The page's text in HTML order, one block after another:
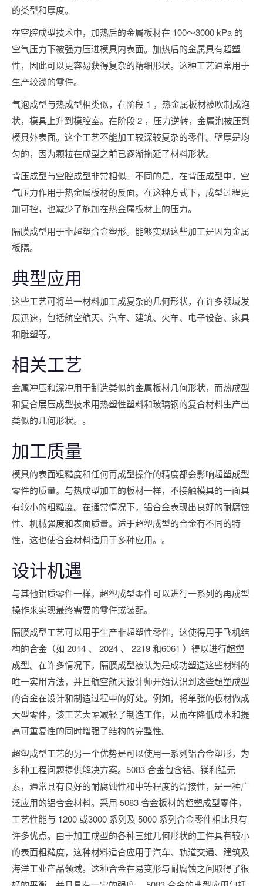
的类型和厚度。
在空腔成型技术中，加热后的金属板材在 100～3000 kPa 的
空气压力下被强力压进模具内表面。加热后的金属具有超塑
性，因此可以更容易获得复杂的精细形状。这种工艺通常用于
生产较浅的零件。
气泡成型与热成型相类似，在阶段 1 ，热金属板材被吹制成泡
状，模具上升到模腔室。在阶段 2 ，压力逆转，金属泡被压到
模具外表面。这个工艺不能加工较深较复杂的零件。壁厚是均
匀的，因为颗粒在成型之前已逐渐拖延了材料形状。
背压成型与空腔成型非常相似。不同的是，在背压成型中，空
气压力作用于热金属板材的反面。在这种方式下，成型过程更
加可控，也减少了施加在热金属板材上的压力。
隔膜成型用于非超塑合金塑形。能够实现这些加工是因为金属
板隔。
典型应用
这些工艺可将单一材料加工成复杂的几何形状，在许多领域发
展迅速，包括航空航天、汽车、建筑、火车、电子设备、家具
和雕塑等。
相关工艺
金属冲压和深冲用于制造类似的金属板材几何形状，而热成型
和复合层压成型技术用热塑性塑料和玻璃钢的复合材料生产出
类似的几何形状。。
加工质量
模具的表面粗糙度和任何再成型操作的精度都会影响超塑成型
零件的质量。与热成型加工的板材一样，不接触模具的一面具
有较小的粗糙度。在通常情况下，铝合金表现出良好的耐腐蚀
性、机械强度和表面质量。适于超塑成型的合金有不同的特
性，这也使合金材料适用于多种应用。。
设计机遇
与其他铝质零件一样，超塑成型零件可以进行一系列的再成型
操作来实现最终需要的零件或装配。
隔膜成型工艺可以用于生产非超塑性零件，这使得用于飞机结
构的合金（如 2014 、 2024 、 2219 和6061 ）得以进行超塑
成型。在许多情况下，隔膜成型被认为是成功塑造这些材料的
唯一实用方法，并且航空航天设计师开始认识到这些超塑成型
的合金在设计和制造过程中的好处。例如，将单张的板材做成
大型零件，该工艺大幅减轻了制造工作，从而在降低成本和提
高可重复性的同时增强了结构的完整性。
超塑成型工艺的另一个优势是可以使用一系列铝合金塑形，为
多种工程问题提供解决方案。5083 合金包含铝、镁和锰元
素，通常具有良好的耐腐蚀性和中等程度的焊接性，是一种广
泛应用的铝合金材料。采用 5083 合金板材的超塑成型零件，
工艺性能与 1200 或3000 系列及 5000 系列合金零件相比具有
许多优点。由于加工成型的各种三维几何形状的工件具有较小
的表面粗糙度，这种材料适合应用于汽车、轨道交通、建筑及
海洋工业产品领域。这种合金在易变形与耐腐蚀之间取得了很